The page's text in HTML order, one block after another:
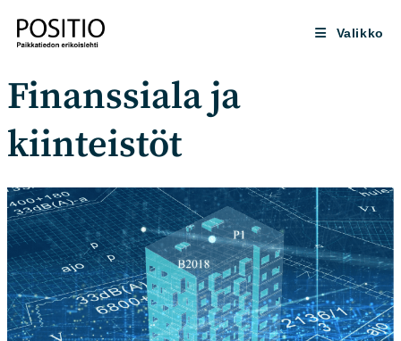
suoraan
sisältöön
Valikko
Finanssiala ja
kiinteistöt